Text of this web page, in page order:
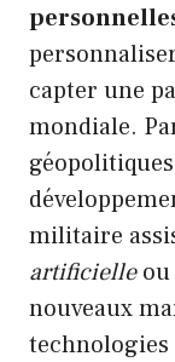
capter une
mondiale.
militaire
artificielleou
nouveaux
technologies